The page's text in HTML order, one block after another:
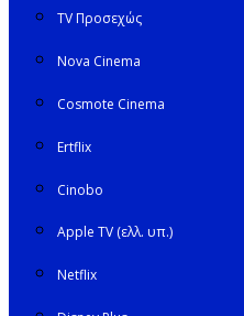
TV Προσεχώς
Nova Cinema
Cosmote Cinema
Ertflix
Cinobo
Apple TV (ελλ. υπ.)
Netflix